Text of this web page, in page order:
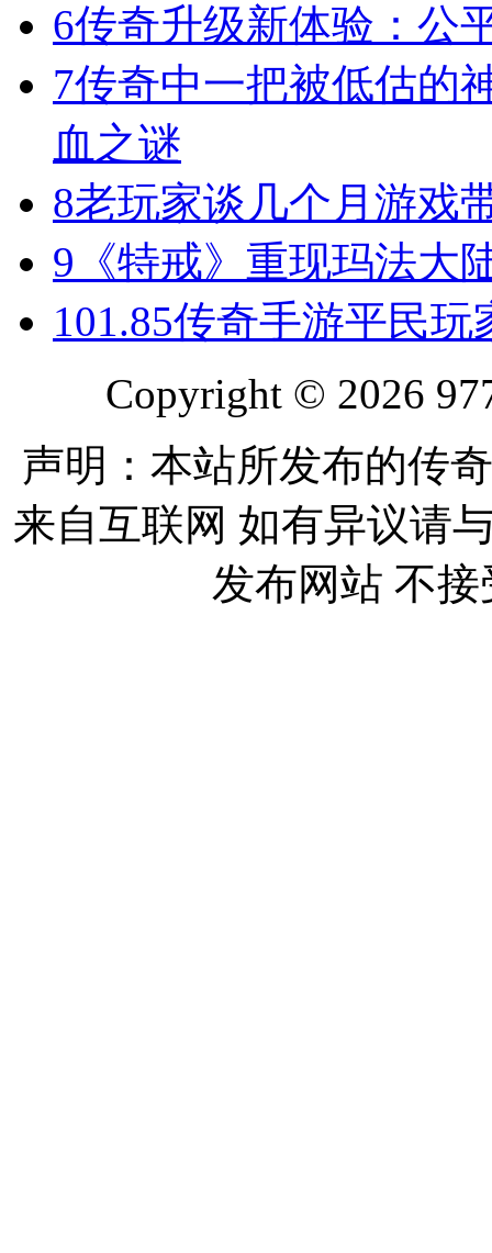
6传奇升级新体验：公
7传奇中一把被低估的
血之谜
8老玩家谈几个月游戏
9 《特戒》重现玛法大
101.85传奇手游平民
Copyright © 2026
声明：本站所发布的传
来自互联网 如有异议请
发布网站 不